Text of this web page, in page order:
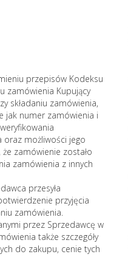
przepisów Kodeksu
zamówienia Kupujący
składaniu zamówienia,
jak numer zamówienia i
oraz możliwości jego
zamówienie zostało
zamówienia z innych
przesyła
przyjęcia
zamówienia.
przez Sprzedawcę w
także szczegóły
do zakupu, cenie tych